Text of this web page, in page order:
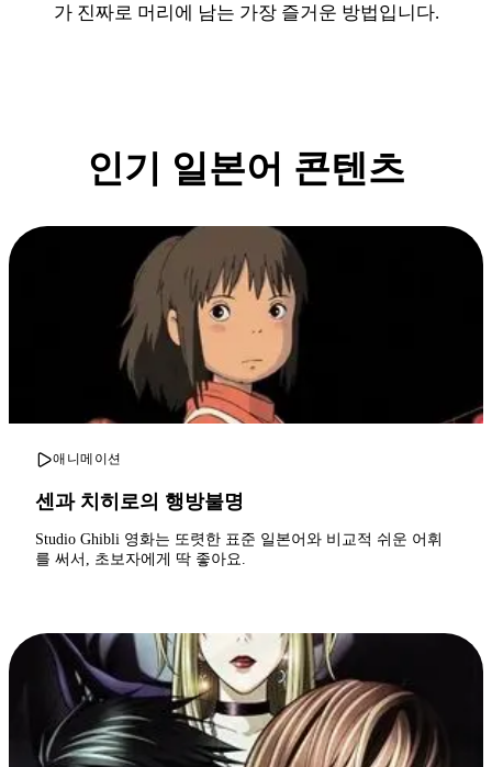
가 진짜로 머리에 남는 가장 즐거운 방법입니다.
인기 일본어 콘텐츠
애니메이션
센과 치히로의 행방불명
Studio Ghibli 영화는 또렷한 표준 일본어와 비교적 쉬운 어휘
를 써서, 초보자에게 딱 좋아요.